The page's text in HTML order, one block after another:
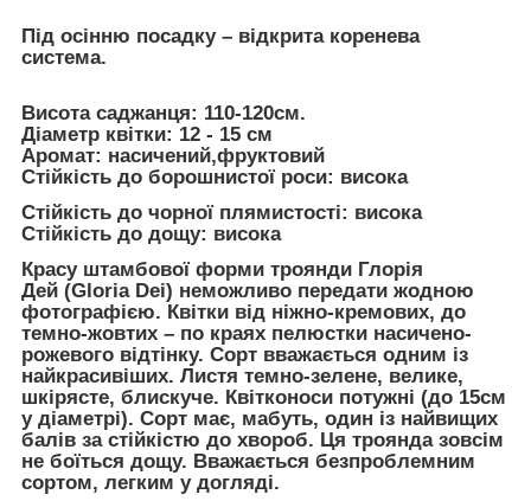
Під осінню посадку – відкрита коренева
система.
Висота саджанця: 110-120см.
Діаметр квітки: 12 - 15 см
Аромат: насичений,фруктовий
Стійкість до борошнистої роси: висока
Стійкість до чорної плямистості: висока
Стійкість до дощу: висока
Красу штамбової форми троянди Глорія
Дей (Gloria Dei) неможливо передати жодною
фотографією. Квітки від ніжно-кремових, до
темно-жовтих – по краях пелюстки насичено-
рожевого відтінку. Сорт вважається одним із
найкрасивіших. Листя темно-зелене, велике,
шкірясте, блискуче. Квітконоси потужні (до 15см
у діаметрі). Сорт має, мабуть, один із найвищих
балів за стійкістю до хвороб. Ця троянда зовсім
не боїться дощу. Вважається безпроблемним
сортом, легким у догляді.